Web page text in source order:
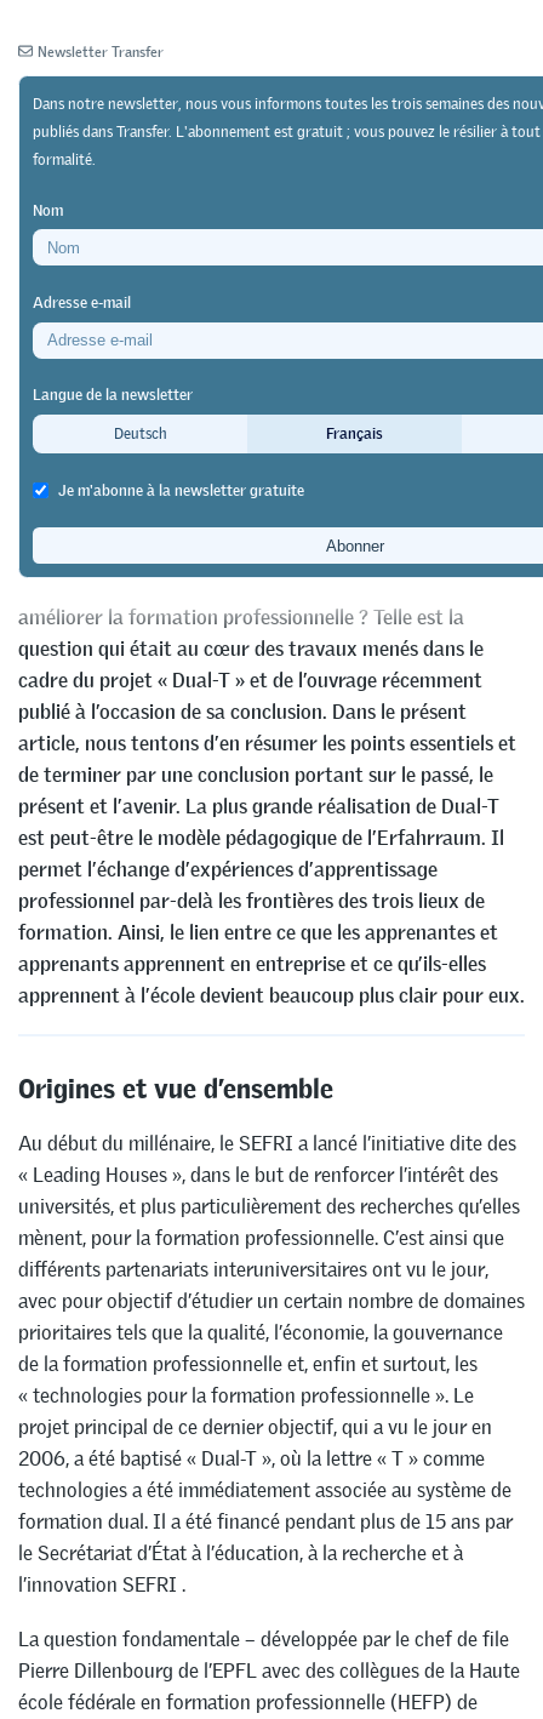
27/03/23
Passé, présent et futur de la recherche sur les
formation professionnelle
L’héritage de Dual-T
Alberto Cattaneo
Quel rôle les technologies pour l’apprentissage peuvent-
elles jouer pour soutenir et, le cas échéant, pour
améliorer la formation professionnelle ? Telle est la
question qui était au cœur des travaux menés dans le
cadre du projet « Dual-T » et de l’ouvrage récemment
publié à l’occasion de sa conclusion. Dans le présent
article, nous tentons d’en résumer les points essentiels et
de terminer par une conclusion portant sur le passé, le
présent et l’avenir. La plus grande réalisation de Dual-T
est peut-être le modèle pédagogique de l’Erfahrraum. Il
permet l’échange d’expériences d’apprentissage
professionnel par-delà les frontières des trois lieux de
formation. Ainsi, le lien entre ce que les apprenantes et
apprenants apprennent en entreprise et ce qu’ils-elles
apprennent à l’école devient beaucoup plus clair pour eux.
Origines et vue d’ensemble
Au début du millénaire, le SEFRI a lancé l’initiative dite des
« Leading Houses », dans le but de renforcer l’intérêt des
universités, et plus particulièrement des recherches qu’elles
mènent, pour la formation professionnelle. C’est ainsi que
différents partenariats interuniversitaires ont vu le jour,
avec pour objectif d’étudier un certain nombre de domaines
prioritaires tels que la qualité, l’économie, la gouvernance
de la formation professionnelle et, enfin et surtout, les
« technologies pour la formation professionnelle ». Le
projet principal de ce dernier objectif, qui a vu le jour en
2006, a été baptisé « Dual-T », où la lettre « T » comme
technologies a été immédiatement associée au système de
formation dual. Il a été financé pendant plus de 15 ans par
le Secrétariat d’État à l’éducation, à la recherche et à
l’innovation SEFRI .
La question fondamentale – développée par le chef de file
Pierre Dillenbourg de l’EPFL avec des collègues de la Haute
école fédérale en formation professionnelle (HEFP) de
Newsletter Transfer
Dans notre newsletter, nous vous informons toutes les trois semaines des
publiés dans Transfer. L'abonnement est gratuit ; vous pouvez le résilier à
formalité.
Nom
Adresse e-mail
Langue de la newsletter
Deutsch
Français
Je m'abonne à la newsletter gratuite